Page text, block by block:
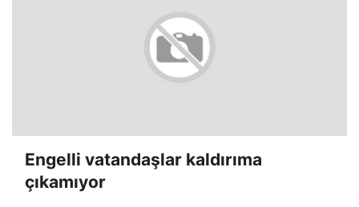
Engelli vatandaşlar kaldırıma
çıkamıyor